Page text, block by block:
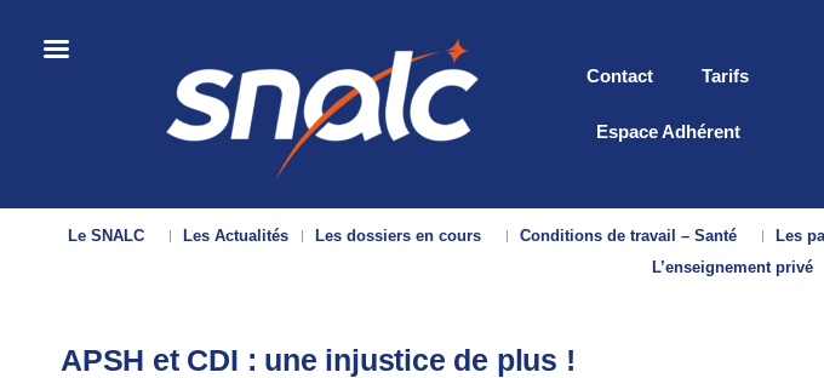
Contact Tarifs
Espace Adhérent
Le SNALC Les Actualités Les dossiers en cours Conditions de travail – Santé Les
L’enseignement privé
APSH et CDI : une injustice de plus !